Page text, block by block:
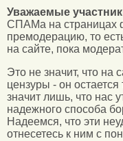
Уважаемые
СПАМа на страницах
премодерацию, то
на сайте, пока
Это не значит, что на
цензуры - он
значит лишь, что нас
надежного способа
Надеемся, что эти
отнесетесь к ним с